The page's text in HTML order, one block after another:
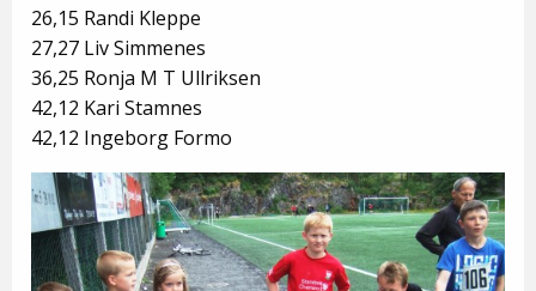
26,15 Randi Kleppe
27,27 Liv Simmenes
36,25 Ronja M T Ullriksen
42,12 Kari Stamnes
42,12 Ingeborg Formo